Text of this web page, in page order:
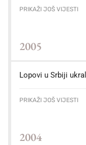
PRIKAŽI JOŠ VIJESTI
2005
Lopovi u Srbiji
PRIKAŽI JOŠ VIJESTI
2004